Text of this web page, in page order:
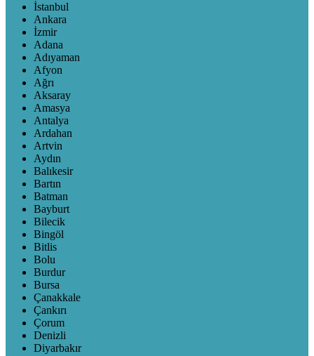
İstanbul
Ankara
İzmir
Adana
Adıyaman
Afyon
Ağrı
Aksaray
Amasya
Antalya
Ardahan
Artvin
Aydın
Balıkesir
Bartın
Batman
Bayburt
Bilecik
Bingöl
Bitlis
Bolu
Burdur
Bursa
Çanakkale
Çankırı
Çorum
Denizli
Diyarbakır